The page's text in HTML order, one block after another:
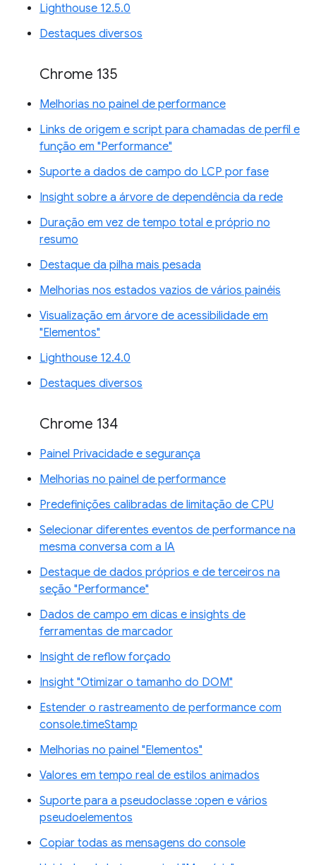
Lighthouse 12.5.0
Destaques diversos
Chrome 135
Melhorias no painel de performance
Links de origem e script para chamadas de perfil e
função em "Performance"
Suporte a dados de campo do LCP por fase
Insight sobre a árvore de dependência da rede
Duração em vez de tempo total e próprio no
resumo
Destaque da pilha mais pesada
Melhorias nos estados vazios de vários painéis
Visualização em árvore de acessibilidade em
"Elementos"
Lighthouse 12.4.0
Destaques diversos
Chrome 134
Painel Privacidade e segurança
Melhorias no painel de performance
Predefinições calibradas de limitação de CPU
Selecionar diferentes eventos de performance na
mesma conversa com a IA
Destaque de dados próprios e de terceiros na
seção "Performance"
Dados de campo em dicas e insights de
ferramentas de marcador
Insight de reflow forçado
Insight "Otimizar o tamanho do DOM"
Estender o rastreamento de performance com
console.timeStamp
Melhorias no painel "Elementos"
Valores em tempo real de estilos animados
Suporte para a pseudoclasse :open e vários
pseudoelementos
Copiar todas as mensagens do console